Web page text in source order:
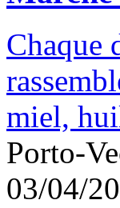
Chaque
miel,
Porto-
03/04/